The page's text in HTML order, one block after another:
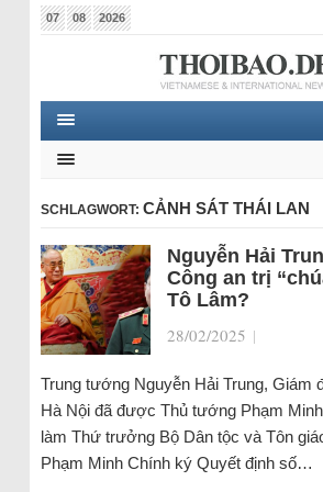
07 08 2026
SCHLAGWORT: CẢNH SÁT THÁI LAN
Nguyễn Hải
Công an trị
Tô Lâm?
28/02/2025 |
Trung tướng Nguyễn Hải Trung, Giám
Hà Nội đã được Thủ tướng Phạm
làm Thứ trưởng Bộ Dân tộc và Tôn
Phạm Minh Chính ký Quyết định số…